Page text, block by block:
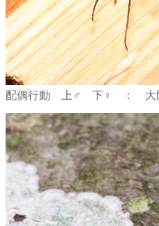
配偶行動 上♂ 下♀ ： 大